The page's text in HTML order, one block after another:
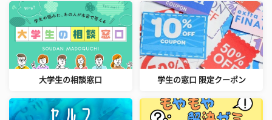
大学生の相談窓口 学生の窓口 限定クーポン